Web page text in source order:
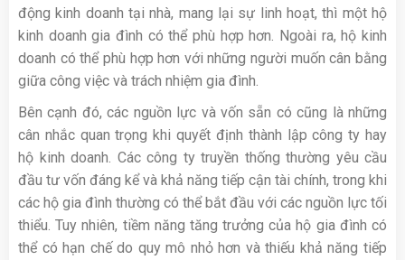
động kinh doanh tại nhà, mang lại sự linh hoạt, thì một hộ
kinh doanh gia đình có thể phù hợp hơn. Ngoài ra, hộ kinh
doanh có thể phù hợp hơn với những người muốn cân bằng
giữa công việc và trách nhiệm gia đình.
Bên cạnh đó, các nguồn lực và vốn sẵn có cũng là những
cân nhắc quan trọng khi quyết định thành lập công ty hay
hộ kinh doanh. Các công ty truyền thống thường yêu cầu
đầu tư vốn đáng kể và khả năng tiếp cận tài chính, trong khi
các hộ gia đình thường có thể bắt đầu với các nguồn lực tối
thiểu. Tuy nhiên, tiềm năng tăng trưởng của hộ gia đình có
thể có hạn chế do quy mô nhỏ hơn và thiếu khả năng tiếp